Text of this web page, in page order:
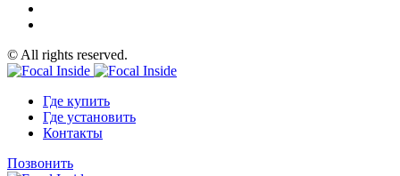
© All rights reserved.
Где купить
Где установить
Контакты
Позвонить